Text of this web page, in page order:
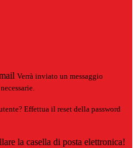
Verrà inviato un messaggio
Effettua il reset della password
la casella di posta elettronica!